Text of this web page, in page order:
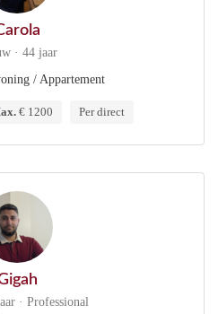
· 44 jaar
/ Appartement
€ 1200 Per direct
· Professional